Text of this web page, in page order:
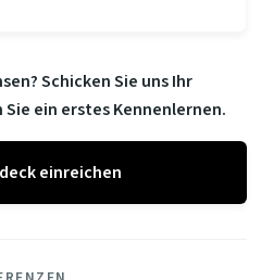
Schicken Sie uns Ihr
ein erstes Kennenlernen.
einreichen